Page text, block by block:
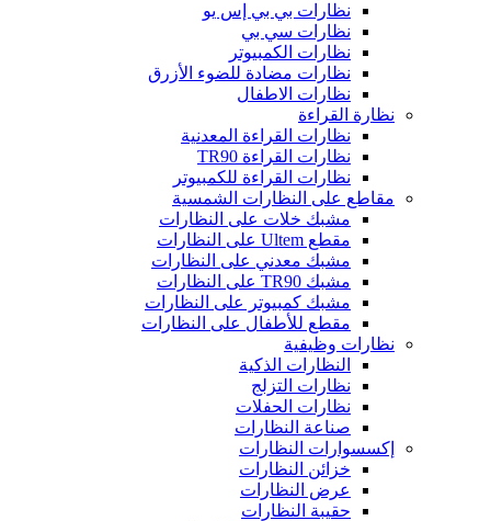
نظارات بي بي إس يو
نظارات سي بي
نظارات الكمبيوتر
نظارات مضادة للضوء الأزرق
نظارات الاطفال
نظارة القراءة
نظارات القراءة المعدنية
نظارات القراءة TR90
نظارات القراءة للكمبيوتر
مقاطع على النظارات الشمسية
مشبك خلات على النظارات
مقطع Ultem على النظارات
مشبك معدني على النظارات
مشبك TR90 على النظارات
مشبك كمبيوتر على النظارات
مقطع للأطفال على النظارات
نظارات وظيفية
النظارات الذكية
نظارات التزلج
نظارات الحفلات
صناعة النظارات
إكسسوارات النظارات
خزائن النظارات
عرض النظارات
حقيبة النظارات